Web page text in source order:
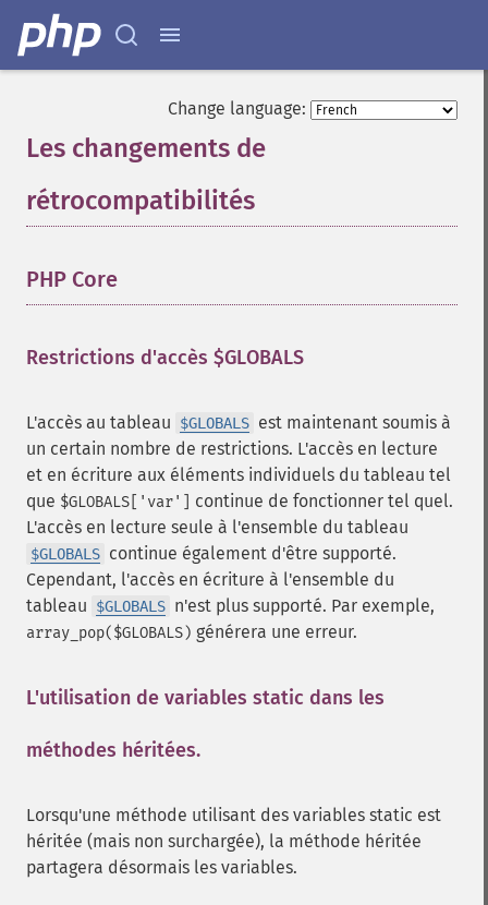
Change language:
Les changements de
rétrocompatibilités
PHP Core
Restrictions d'accès $GLOBALS
L'accès au tableau $GLOBALS est maintenant soumis à
un certain nombre de restrictions. L'accès en lecture
et en écriture aux éléments individuels du tableau tel
que $GLOBALS['var']
continue de fonctionner tel quel.
L'accès en lecture seule à l'ensemble du tableau
$GLOBALS continue également d'être supporté.
Cependant, l'accès en écriture à l'ensemble du
tableau
$GLOBALS n'est plus supporté. Par exemple,
array_pop($GLOBALS) générera une erreur.
L'utilisation de variables static dans les
méthodes héritées.
Lorsqu'une méthode utilisant des variables static est
héritée (mais non surchargée), la méthode héritée
partagera désormais les variables.